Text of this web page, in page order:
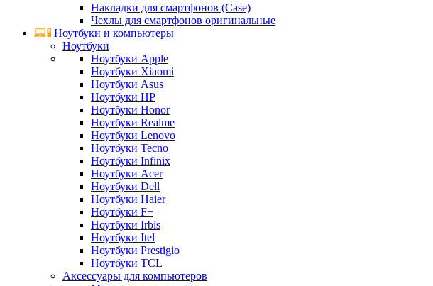
Накладки для смартфонов (Case)
Чехлы для смартфонов оригинальные
Ноутбуки и компьютеры
Ноутбуки
Ноутбуки Apple
Ноутбуки Xiaomi
Ноутбуки Asus
Ноутбуки HP
Ноутбуки Honor
Ноутбуки Realme
Ноутбуки Lenovo
Ноутбуки Tecno
Ноутбуки Infinix
Ноутбуки Acer
Ноутбуки Dell
Ноутбуки Haier
Ноутбуки F+
Ноутбуки Irbis
Ноутбуки Itel
Ноутбуки Prestigio
Ноутбуки TCL
Аксессуары для компьютеров